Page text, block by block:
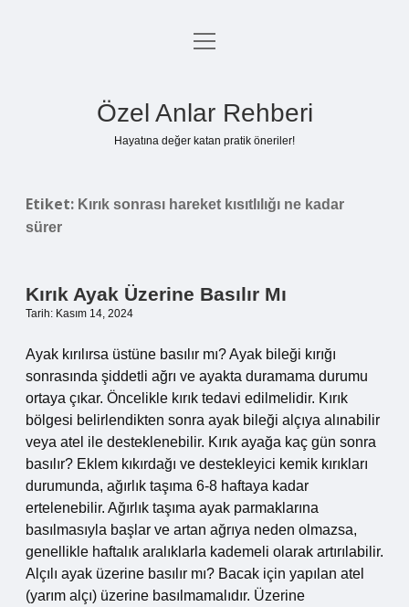
Anasayfa
menüyü
Özel Anlar Rehberi
Hayatına değer katan pratik öneriler!
Etiket: Kırık sonrası hareket kısıtlılığı ne kadar
sürer
Kırık Ayak Üzerine Basılır Mı
Tarih: Kasım 14, 2024
Ayak kırılırsa üstüne basılır mı? Ayak bileği kırığı
sonrasında şiddetli ağrı ve ayakta duramama durumu
ortaya çıkar. Öncelikle kırık tedavi edilmelidir. Kırık
bölgesi belirlendikten sonra ayak bileği alçıya alınabilir
veya atel ile desteklenebilir. Kırık ayağa kaç gün sonra
basılır? Eklem kıkırdağı ve destekleyici kemik kırıkları
durumunda, ağırlık taşıma 6-8 haftaya kadar
ertelenebilir. Ağırlık taşıma ayak parmaklarına
basılmasıyla başlar ve artan ağrıya neden olmazsa,
genellikle haftalık aralıklarla kademeli olarak artırılabilir.
Alçılı ayak üzerine basılır mı? Bacak için yapılan atel
(yarım alçı) üzerine basılmamalıdır. Üzerine